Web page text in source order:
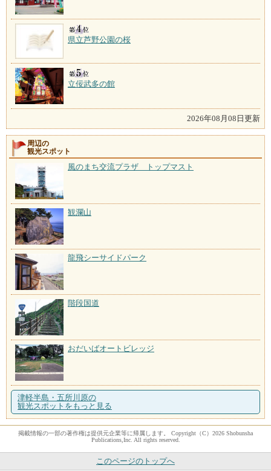
県立芦野公園の桜
立佞武多の館
2026年08月08日更新
周辺の
観光スポット
風のまち交流プラザ トップマスト
観瀾山
龍飛シーサイドパーク
階段国道
おだいばオートビレッジ
津軽半島・五所川原の
観光スポットをもっと見る
掲載情報の一部の著作権は提供元企業等に帰属します。 Copyright（C）2026 Shobunsha
Publications,Inc. All rights reserved.
このページのトップへ